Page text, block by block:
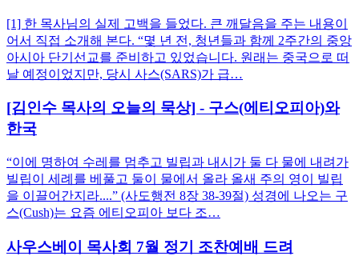
[1] 한 목사님의 실제 고백을 들었다. 큰 깨달음을 주는 내용이
어서 직접 소개해 본다. “몇 년 전, 청년들과 함께 2주간의 중앙
아시아 단기선교를 준비하고 있었습니다. 원래는 중국으로 떠
날 예정이었지만, 당시 사스(SARS)가 급…
[김인수 목사의 오늘의 묵상] - 구스(에티오피아)와
한국
“이에 명하여 수레를 멈추고 빌립과 내시가 둘 다 물에 내려가
빌립이 세례를 베풀고 둘이 물에서 올라 올새 주의 영이 빌립
을 이끌어간지라....” (사도행전 8장 38-39절) 성경에 나오는 구
스(Cush)는 요즘 에티오피아 보다 조…
사우스베이 목사회 7월 정기 조찬예배 드려